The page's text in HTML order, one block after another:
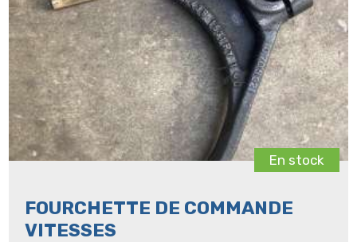
En stock
FOURCHETTE DE COMMANDE
VITESSES